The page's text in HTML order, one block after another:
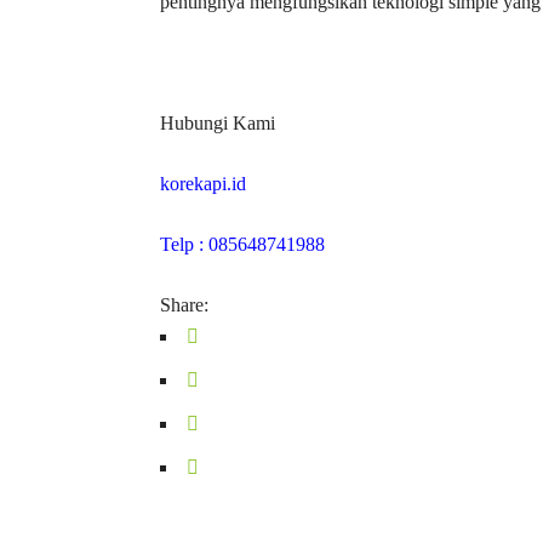
Hubungi Kami
korekapi.id
Telp : 085648741988
Share: